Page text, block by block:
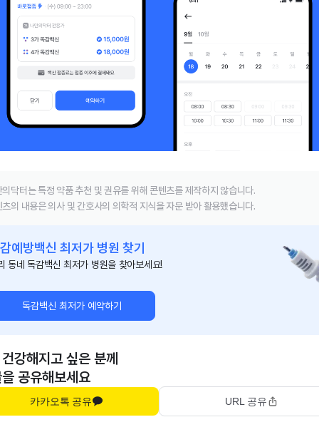
의닥터는 특정 약품 추천 및 권유를 위해 콘텐츠를 제작하지 않습니다.
츠의 내용은 의사 및 간호사의 의학적 지식을 자문 받아 활용했습니다.
예방백신 최저가 병원 찾기
동네 독감백신 최저가 병원을 찾아보세요!
독감백신 최저가 예약하기
강해지고 싶은 분께
공유해보세요
카카오톡 공유 URL 공유